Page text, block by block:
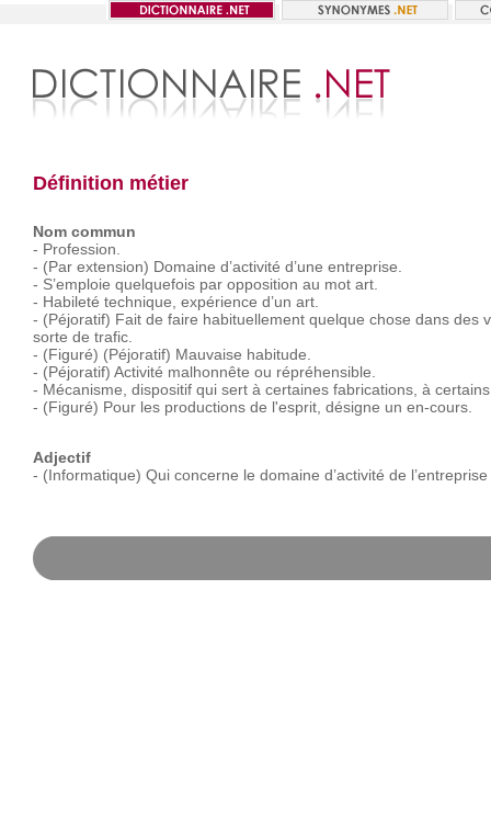
Définition métier
Nom commun
- Profession.
- (Par extension) Domaine d’activité d’une entreprise.
- S’emploie quelquefois par opposition au mot art.
- Habileté technique, expérience d’un art.
- (Péjoratif) Fait de faire habituellement quelque chose dans des
sorte de trafic.
- (Figuré) (Péjoratif) Mauvaise habitude.
- (Péjoratif) Activité malhonnête ou répréhensible.
- Mécanisme, dispositif qui sert à certaines fabrications, à certains
- (Figuré) Pour les productions de l'esprit, désigne un en-cours.
Adjectif
- (Informatique) Qui concerne le domaine d’activité de l’entreprise